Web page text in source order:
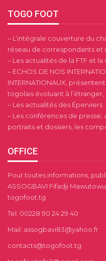
TOGO FOOT
– L’intégrale couverture du
réseau de correspondants et
– Les actualités de la FTF et la
– ECHOS DE NOS
INTERNATIONAUX,
togolais évoluant à l’étranger,
– Les actualités des Éperviers
– Les conférences de presse,
portraits et dossiers, les
OFFICE
Pour toutes informations,
ASSOGBAVI Fifadji
togofoot.tg
Tel: 00228 90 24 29 40
Mail: assogbavi83@yahoo.fr
contacts@togofoot.tg